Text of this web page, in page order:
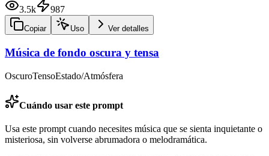
3.5k 987
Copiar Uso Ver detalles
Música de fondo oscura y tensa
OscuroTensoEstado/Atmósfera
Cuándo usar este prompt
Usa este prompt cuando necesites música que se sienta inquietante o
misteriosa, sin volverse abrumadora o melodramática.